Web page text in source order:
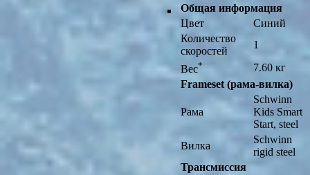
Общая информация
Цвет
Синий
Количество
скоростей
1
Вес*
7.60 кг
Frameset (рама-вилка)
Рама
Schwinn
Kids Smart
Start, steel
Вилка
Schwinn
rigid steel
Трансмиссия